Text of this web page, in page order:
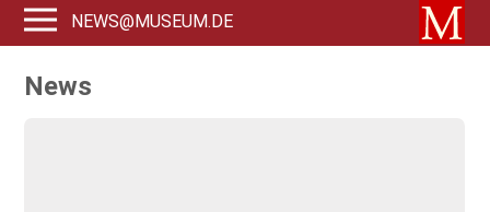
NEWS@MUSEUM.DE
News